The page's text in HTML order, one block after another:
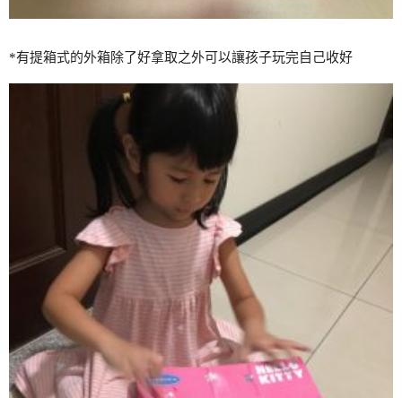
*有提箱式的外箱除了好拿取之外可以讓孩子玩完自己收好